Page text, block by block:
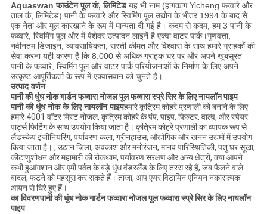
Aquaswan फाउंटेन पूल कं, लिमिटेडयह भी नाम (हांगकांग Yicheng फव्वारे और
ताल कं, लिमिटेड) पानी के फव्वारे और स्विमिंग पूल उद्योग के भीतर 1994 के बाद से
एक नेता और मूल कारखाने के रूप में मान्यता दी गई है। कदम से कदम, हम 3 पानी के
फव्वारे, स्विमिंग पूल और में पेशेवर उत्पादन लाइनें है एक्वा वाटर पार्क।गुणवत्ता,
नवीनतम डिजाइन, व्यावसायिकता, सस्ती कीमत और विश्वास के साथ हमारे ग्राहकों की
सेवा करना यही कारण है कि 8,000 से अधिक ग्राहक घर पर और अपने खूबसूरत
पानी के फव्वारे, स्विमिंग पूल और वाटर पार्क परियोजनाओं के निर्माण के लिए अपने
उत्कृष्ट आपूर्तिकर्ता के रूप में एक्वासवान को चुनते हैं।
उत्पाद वर्णन
पानी की धुंध नोक गार्डन फव्वारा नोजल पूल फव्वारा स्प्रे सिर के लिए नायलॉन पाइप
पानी की धुंध नोक के लिए नायलॉन पाइपहमारे कृत्रिम कोहरे प्रणाली को बनाने के लिए
हमारे 4001 वॉटर मिस्ट नोजल, कृत्रिम कोहरे के पंप, पाइप, फिल्टर, वाल्व, और स्पेयर
पार्ट्स फिटिंग के साथ उपयोग किया जाता है। कृत्रिम कोहरे प्रणाली का व्यापक रूप से
लैंडस्केप इंजीनियरिंग, पर्यावरण कला, ग्रीनहाउस, औद्योगिक और खनन उद्यमों में उपयोग
किया जाता है। , उद्यान जिला, अवकाश और मनोरंजन, मानव पारिस्थितिकी, पशु घर सूखा,
कीटाणुशोधन और महामारी की रोकथाम, पर्यावरण संरक्षण और अन्य क्षेत्रों, क्या आपने
कभी हुआंगशान और एमी पर्वत के बड़े धुंध वंडरलैंड के लिए तरस रहे हैं, जब फैलने वाले
बादल, फटने को महसूस कर सकते हैं। ताजा, आप एयर विटामिन एनियन नकारात्मक
आयन से घिरे हुए हैं।
का विवरणपानी की धुंध नोक गार्डन फव्वारा नोजल पूल फव्वारा स्प्रे सिर के लिए नायलॉन
पाइप